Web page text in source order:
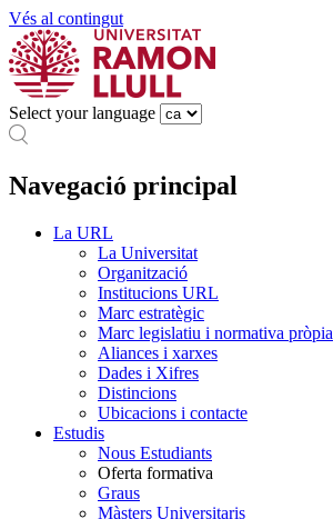
Vés al contingut
Select your language
Navegació principal
La URL
La Universitat
Organització
Institucions URL
Marc estratègic
Marc legislatiu i normativa pròpia
Aliances i xarxes
Dades i Xifres
Distincions
Ubicacions i contacte
Estudis
Nous Estudiants
Oferta formativa
Graus
Màsters Universitaris